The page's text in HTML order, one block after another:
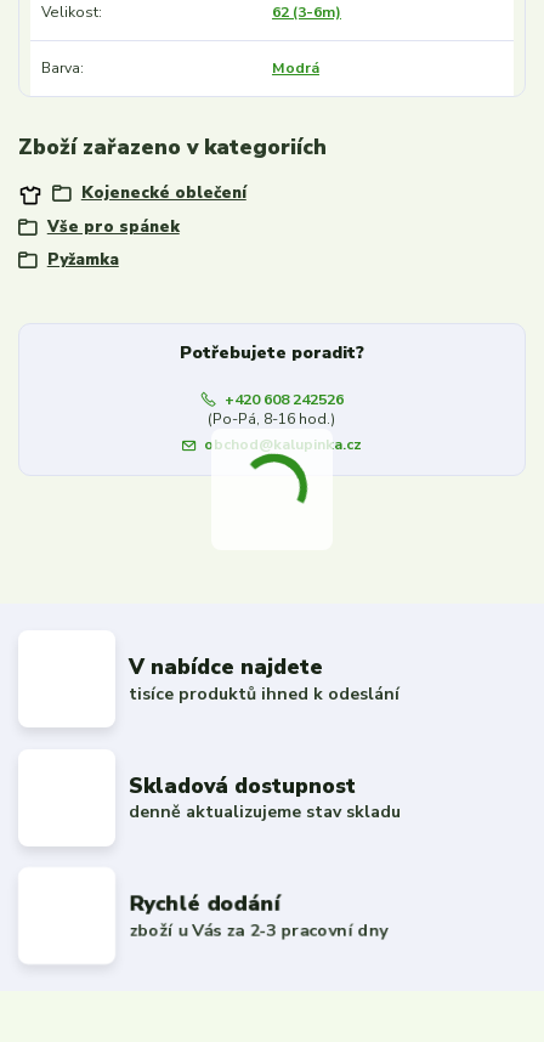
Velikost 62 (3-6m)
Barva Modrá
Zboží zařazeno v kategoriích
Kojenecké oblečení
Vše pro spánek
Pyžamka
Potřebujete poradit?
+420 608 242526
(Po-Pá, 8-16 hod.)
obchod@kalupinka.cz
V nabídce najdete
tisíce produktů ihned k odeslání
Skladová dostupnost
denně aktualizujeme stav skladu
Rychlé dodání
zboží u Vás za 2-3 pracovní dny